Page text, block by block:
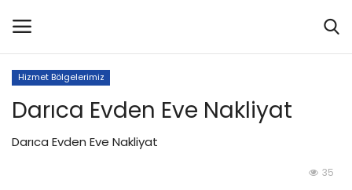
Anasayfa
Hakkımızda
Hizmet Bölgelerimiz
Darıca Evden Eve Nakliyat
Darıca Evden Eve Nakliyat
35